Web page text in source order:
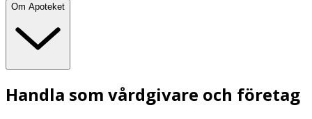
Om Apoteket
Handla som vårdgivare och företag